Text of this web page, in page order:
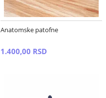
Anatomske patofne
1.400,00 RSD